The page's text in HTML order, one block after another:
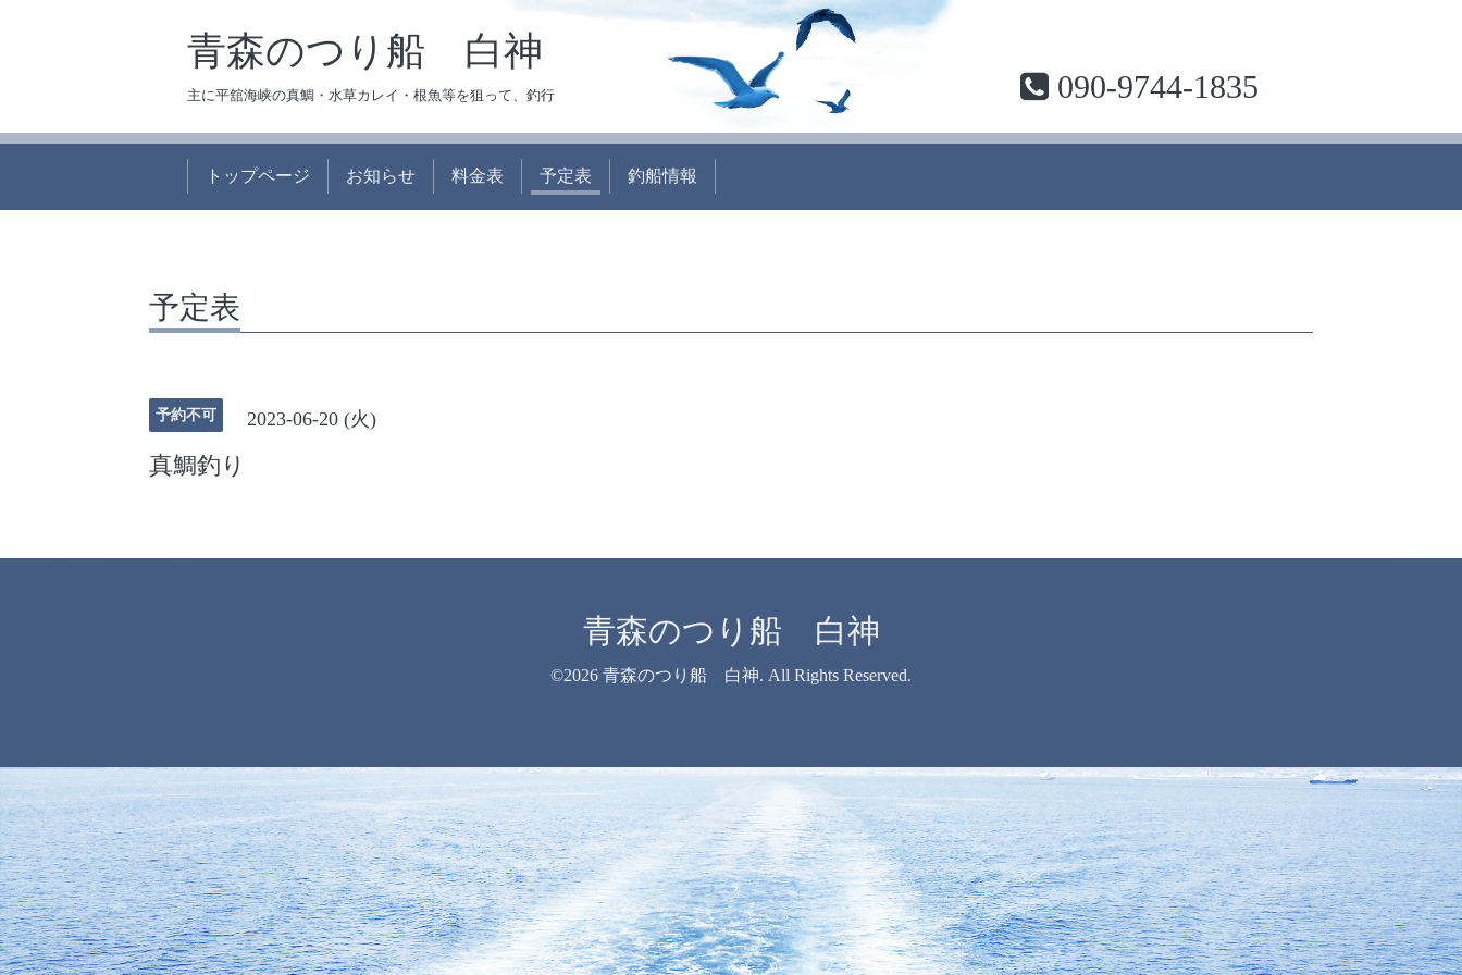
青森のつり船 白神
主に平舘海峡の真鯛・水草カレイ・根魚等を狙って、釣行 090-9744-1835
トップページ お知らせ 料金表 予定表 釣船情報
予定表
予約不可 2023-06-20 (火)
真鯛釣り
青森のつり船 白神
©2026 青森のつり船 白神. All Rights Reserved.